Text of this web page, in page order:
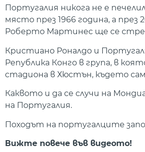
Португалия никога не е
място през 1966 година, а
Роберто Мартинес ще се
Кристиано Роналдо и
Република Конго в група, в
стадиона в Хюстън, където
Каквото и да се случи на
на Португалия.
Походът на португалците
Вижте повече във видеото!